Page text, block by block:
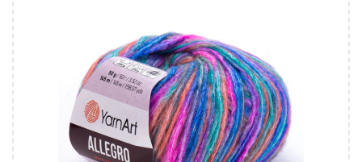
10